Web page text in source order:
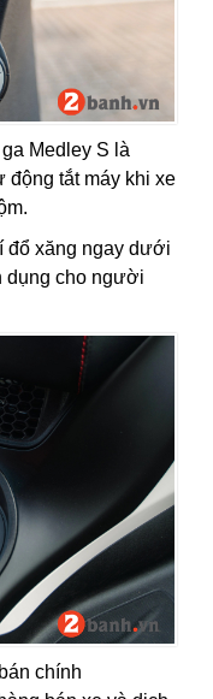
Medley S là
động tắt máy khi xe
đổ xăng ngay dưới
dụng cho người
chính